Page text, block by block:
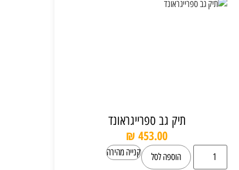
תיק גב ספרייגראונד
₪ 453.00
הוספה לסל קנייה מהירה